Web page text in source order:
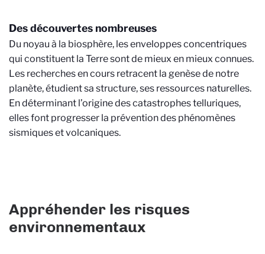
Des découvertes nombreuses
Du noyau à la biosphère, les enveloppes concentriques
qui constituent la Terre sont de mieux en mieux connues.
Les recherches en cours retracent la genèse de notre
planète, étudient sa structure, ses ressources naturelles.
En déterminant l’origine des catastrophes telluriques,
elles font progresser la prévention des phénomènes
sismiques et volcaniques.
Appréhender les risques
environnementaux